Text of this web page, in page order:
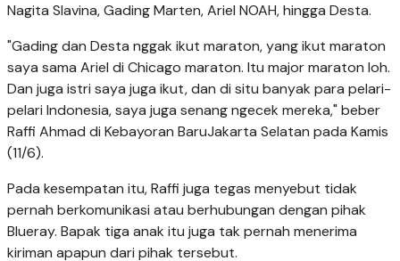
Nagita Slavina, Gading Marten, Ariel NOAH, hingga Desta.
"Gading dan Desta nggak ikut maraton, yang ikut maraton
saya sama Ariel di Chicago maraton. Itu major maraton loh.
Dan juga istri saya juga ikut, dan di situ banyak para pelari-
pelari Indonesia, saya juga senang ngecek mereka," beber
Raffi Ahmad di Kebayoran BaruJakarta Selatan pada Kamis
(11/6).
Pada kesempatan itu, Raffi juga tegas menyebut tidak
pernah berkomunikasi atau berhubungan dengan pihak
Blueray. Bapak tiga anak itu juga tak pernah menerima
kiriman apapun dari pihak tersebut.